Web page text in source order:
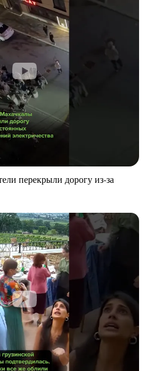
перекрыли дорогу из-за